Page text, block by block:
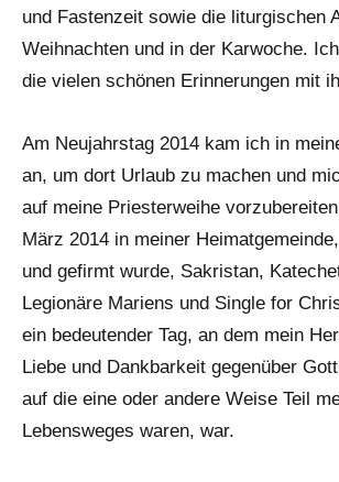
und Fastenzeit sowie die liturgischen
Weihnachten und in der Karwoche.
die vielen schönen Erinnerungen mit
Am Neujahrstag 2014 kam ich in
an, um dort Urlaub zu machen und
auf meine Priesterweihe
März 2014 in meiner
und gefirmt wurde, Sakristan,
Legionäre Mariens und Single for
ein bedeutender Tag, an dem mein
Liebe und Dankbarkeit gegenüber
auf die eine oder andere Weise Teil
Lebensweges waren, war.